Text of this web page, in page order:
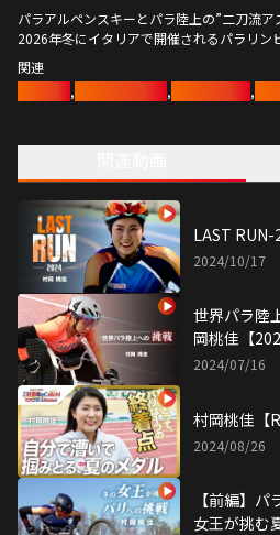
パラアルペンスキーとパラ陸上の”二刀流ア
2026年冬にイタリアで開催されるパラリン
度パラ陸上に区切りをつける。
5年間共に歩んだコーチと挑んだ今シーズン
関連
, , ,
LAST
2024/10/17
世界パラ陸
岡桃佳【
2024/07/16
村岡桃佳【
2024/08/26
【前編】
女王が挑む